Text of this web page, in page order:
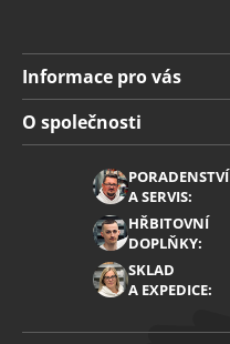
Informace pro vás
Doprava a platba
Obchodní podmínky
Reklamace
Zpracování osobních údajů
O společnosti
PORADENSTVÍ
A SERVIS:
HŘBITOVNÍ
DOPLŇKY:
SKLAD
A EXPEDICE: